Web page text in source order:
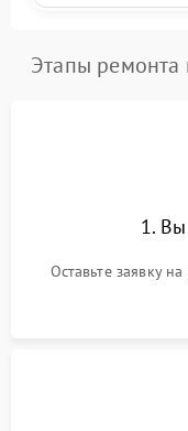
Этапы
1. Вы
Оставьте заявку